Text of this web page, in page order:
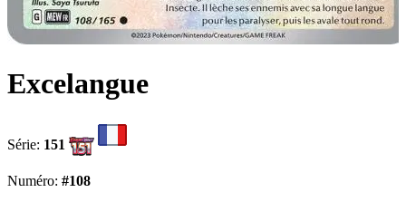
Excelangue
Série: 151
Numéro: #108